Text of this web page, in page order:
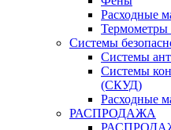
Расходные
Термометры
Системы
Системы
Системы
(СКУД)
Расходные
РАСПРОДАЖА